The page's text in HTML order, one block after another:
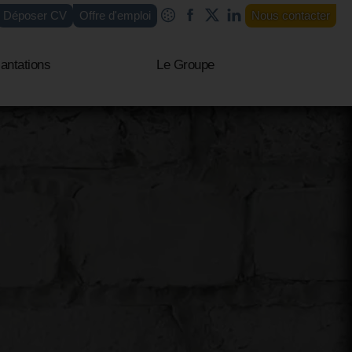
Déposer CV Offre d'emploi Nous contacter
Le Groupe